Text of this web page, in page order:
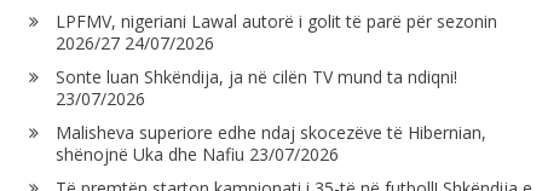
LPFMV, nigeriani Lawal autorë i golit të parë për sezonin
2026/27 24/07/2026
Sonte luan Shkëndija, ja në cilën TV mund ta ndiqni!
23/07/2026
Malisheva superiore edhe ndaj skocezëve të Hibernian,
shënojnë Uka dhe Nafiu 23/07/2026